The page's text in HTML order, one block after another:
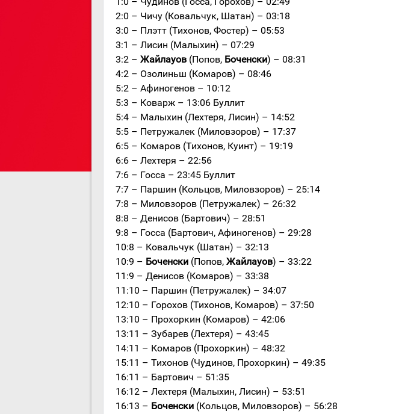
2:0 – Чичу (Ковальчук, Шатан) – 03:18
3:0 – Плэтт (Тихонов, Фостер) – 05:53
3:1 – Лисин (Малыхин) – 07:29
3:2 – Жайлауов (Попов, Боченски) – 08:31
4:2 – Озолиньш (Комаров) – 08:46
5:2 – Афиногенов – 10:12
5:3 – Коварж – 13:06 Буллит
5:4 – Малыхин (Лехтеря, Лисин) – 14:52
5:5 – Петружалек (Миловзоров) – 17:37
6:5 – Комаров (Тихонов, Куинт) – 19:19
6:6 – Лехтеря – 22:56
7:6 – Госса – 23:45 Буллит
7:7 – Паршин (Кольцов, Миловзоров) – 25:14
7:8 – Миловзоров (Петружалек) – 26:32
8:8 – Денисов (Бартович) – 28:51
9:8 – Госса (Бартович, Афиногенов) – 29:28
10:8 – Ковальчук (Шатан) – 32:13
10:9 – Боченски (Попов, Жайлауов) – 33:22
11:9 – Денисов (Комаров) – 33:38
11:10 – Паршин (Петружалек) – 34:07
12:10 – Горохов (Тихонов, Комаров) – 37:50
13:10 – Прохоркин (Комаров) – 42:06
13:11 – Зубарев (Лехтеря) – 43:45
14:11 – Комаров (Прохоркин) – 48:32
15:11 – Тихонов (Чудинов, Прохоркин) – 49:35
16:11 – Бартович – 51:35
16:12 – Лехтеря (Малыхин, Лисин) – 53:51
16:13 – Боченски (Кольцов, Миловзоров) – 56:28